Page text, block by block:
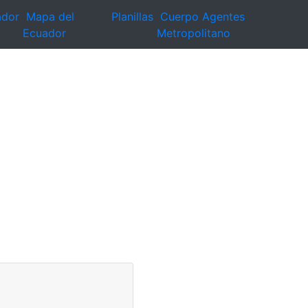
Mapa del
Ecuador
Planillas Cuerpo Agentes
Metropolitano